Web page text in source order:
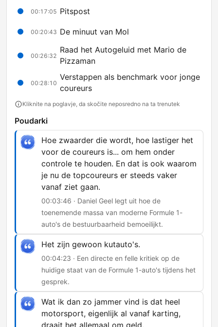
00:17:05 Pitspost
00:20:43 De minuut van Mol
00:26:32
Raad het Autogeluid met Mario de
Pizzaman
00:28:10
Verstappen als benchmark voor jonge
coureurs
Kliknite na poglavje, da skočite neposredno na ta trenutek
Poudarki
Hoe zwaarder die wordt, hoe lastiger het
voor de coureurs is... om hem onder
controle te houden. En dat is ook waarom
je nu de topcoureurs er steeds vaker
vanaf ziet gaan.
00:03:46 · Daniel Geel legt uit hoe de
toenemende massa van moderne Formule 1-
auto's de bestuurbaarheid bemoeilijkt.
Het zijn gewoon kutauto's.
00:04:23 · Een directe en felle kritiek op de
huidige staat van de Formule 1-auto's tijdens het
gesprek.
Wat ik dan zo jammer vind is dat heel
motorsport, eigenlijk al vanaf karting,